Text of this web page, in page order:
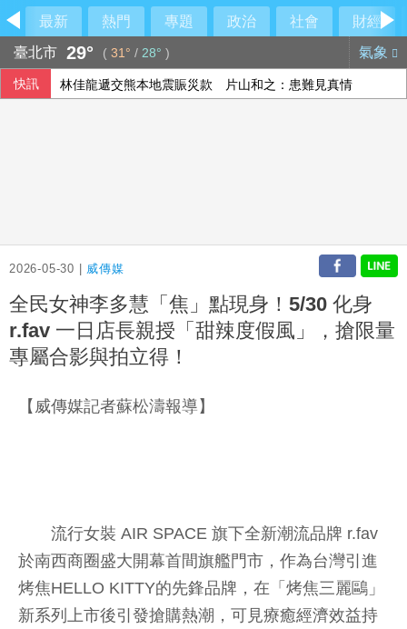
最新 熱門 專題 政治 社會
財經
臺北市 29° ( 31° / 28° ) 氣象
快訊 林佳龍遞交熊本地震賑災款 片山和之：患難見真情
2026-05-30 | 威傳媒
全民女神李多慧「焦」點現身！5/30 化身
r.fav 一日店長親授「甜辣度假風」，搶限量
專屬合影與拍立得！
【威傳媒記者蘇松濤報導】
流行女裝 AIR SPACE 旗下全新潮流品牌 r.fav
於南西商圈盛大開幕首間旗艦門市，作為台灣引進
烤焦HELLO KITTY的先鋒品牌，在「烤焦三麗鷗」
新系列上市後引發搶購熱潮，可見療癒經濟效益持